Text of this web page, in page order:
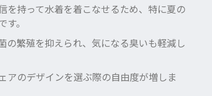
を持って水着を着こなせるため、特に夏の
。
の繁殖を抑えられ、気になる臭いも軽減し
アのデザインを選ぶ際の自由度が増しま